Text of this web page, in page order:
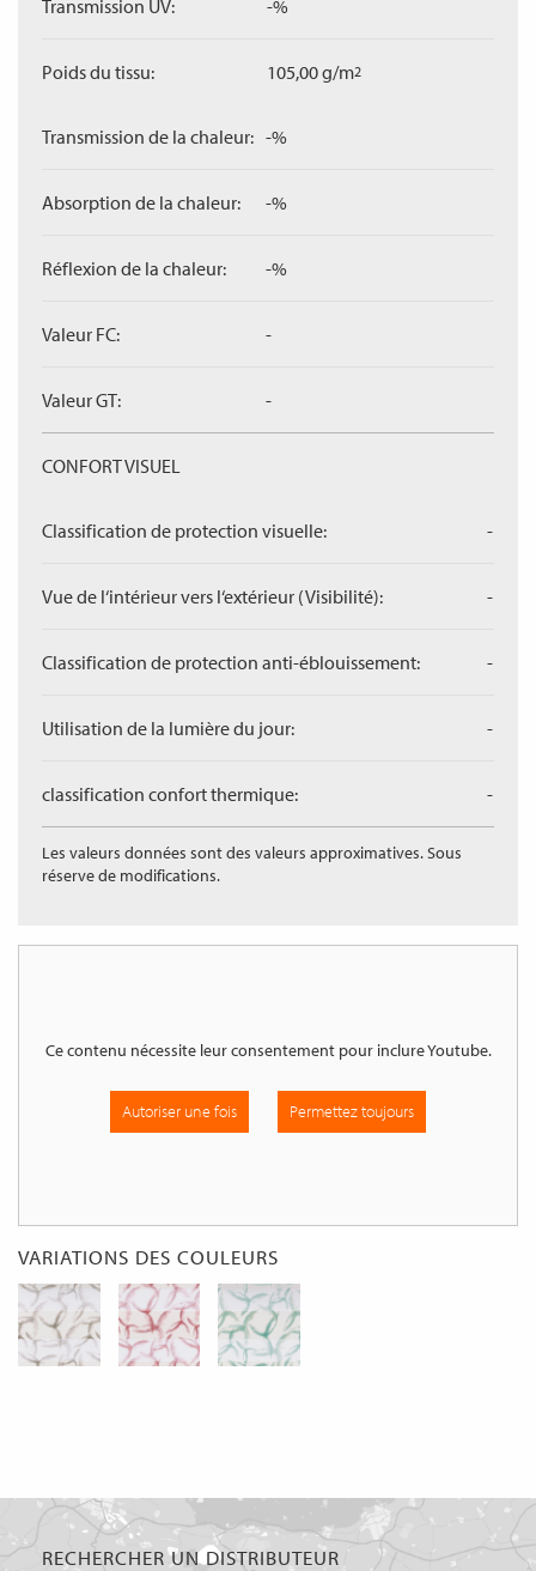
Transmission UV: -%
Poids du tissu: 105,00 g/m2
Transmission de la chaleur: -%
Absorption de la chaleur: -%
Réflexion de la chaleur: -%
Valeur FC: -
Valeur GT: -
CONFORT VISUEL
Classification de protection visuelle: -
Vue de l‘intérieur vers l‘extérieur (Visibilité): -
Classification de protection anti-éblouissement: -
Utilisation de la lumière du jour: -
classification confort thermique: -
Les valeurs données sont des valeurs approximatives. Sous
réserve de modifications.
Ce contenu nécessite leur consentement pour inclureYoutube.
Autoriser une fois Permettez toujours
VARIATIONS DES COULEURS
RECHERCHER UN DISTRIBUTEUR